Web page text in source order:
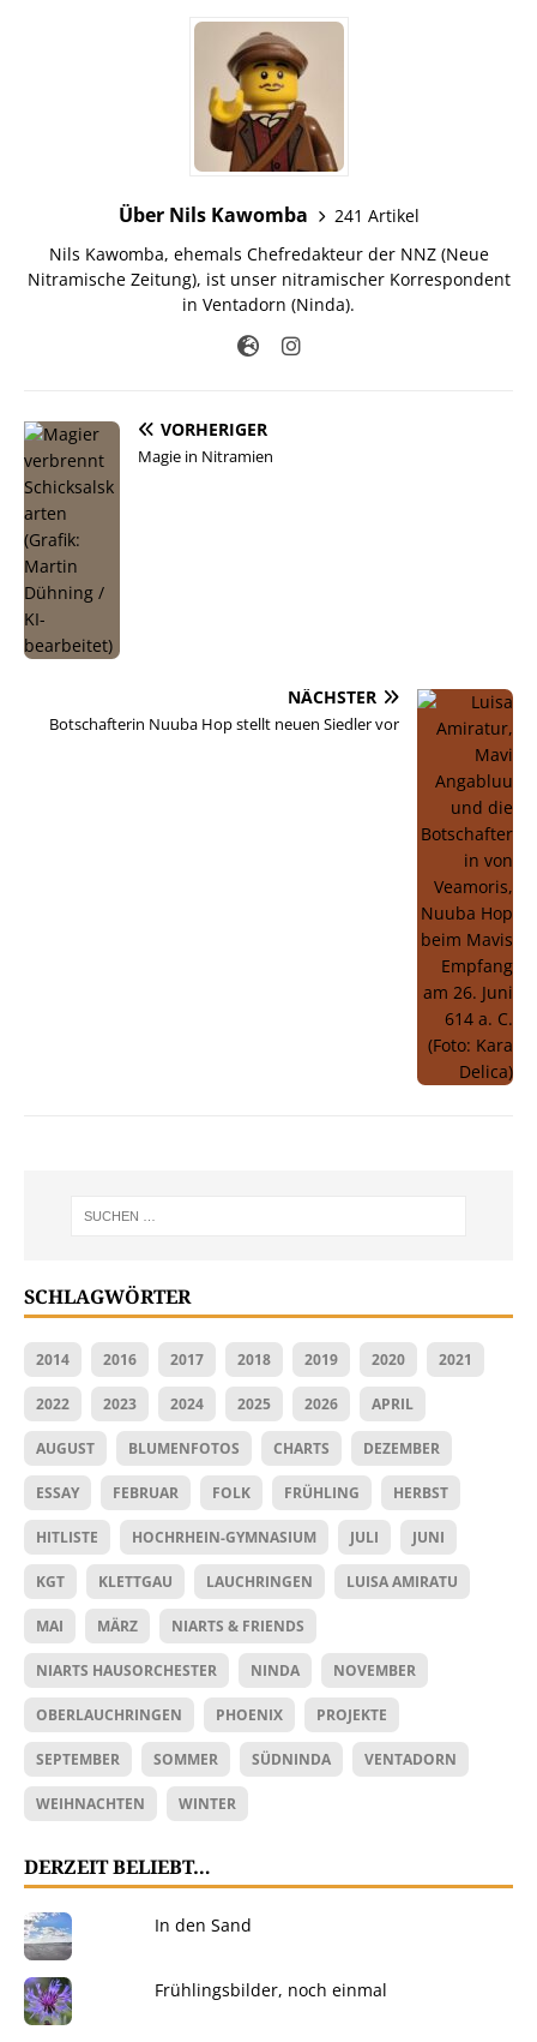
Über Nils Kawomba
241 Artikel
Nils Kawomba, ehemals Chefredakteur der NNZ (Neue
Nitramische Zeitung), ist unser nitramischer Korrespondent
in Ventadorn (Ninda).
VORHERIGER
Magie in Nitramien
NÄCHSTER
Botschafterin Nuuba Hop stellt neuen Siedler vor
SCHLAGWÖRTER
2014 2016 2017 2018 2019 2020 2021
2022 2023 2024 2025 2026 APRIL
AUGUST BLUMENFOTOS CHARTS DEZEMBER
ESSAY FEBRUAR FOLK FRÜHLING HERBST
HITLISTE HOCHRHEIN-GYMNASIUM JULI JUNI
KGT KLETTGAU LAUCHRINGEN LUISA AMIRATU
MAI MÄRZ NIARTS & FRIENDS
NIARTS HAUSORCHESTER NINDA NOVEMBER
OBERLAUCHRINGEN PHOENIX PROJEKTE
SEPTEMBER SOMMER SÜDNINDA VENTADORN
WEIHNACHTEN WINTER
DERZEIT BELIEBT…
In den Sand
Frühlingsbilder, noch einmal